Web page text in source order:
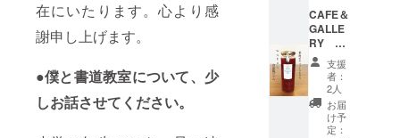
在にいたります。心より感
謝申し上げます。
●僕と書道教室について、少
しお話させてください。
団体にも所
2002年に大
学を卒業
後、７畳程
の小さな場
所から教室
CAFE＆
GALLE
RY
WAKU
店長が
心を込
めて作
る 自
家製い
支援
者：
2人
お届
け予
定：